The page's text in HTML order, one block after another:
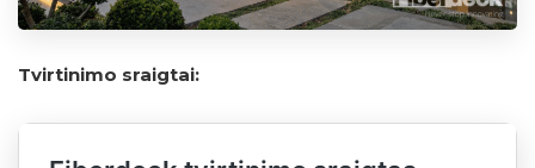
Tvirtinimo sraigtai: